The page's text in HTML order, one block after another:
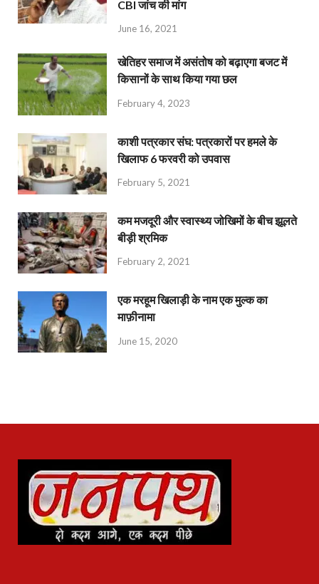
CBI जांच की मांग
June 16, 2021
खेतिहर समाज में असंतोष को बढ़ाएगा बजट में
किसानों के साथ किया गया छल
February 4, 2023
काशी पत्रकार संघ: पत्रकारों पर हमले के
खिलाफ 6 फरवरी को उपवास
February 5, 2021
कम मजदूरी और स्वास्थ्य जोखिमों के बीच झूलते
बीड़ी श्रमिक
February 2, 2021
एक मरहूम खिलाड़ी के नाम एक मुल्क का
माफ़ीनामा
June 15, 2020